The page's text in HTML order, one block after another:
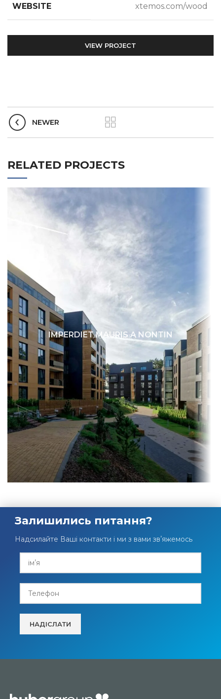
WEBSITE xtemos.com/wood
VIEW PROJECT
NEWER
RELATED PROJECTS
ACCESSORIES
IMPERDIET MAURIS A NONTIN
Залишились питання?
Надсилайте Ваші контакти і ми з вами звʼяжемось